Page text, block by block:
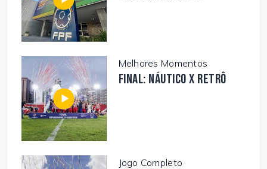
Melhores Momentos
FINAL: NÁUTICO X RETRÔ
Jogo Completo